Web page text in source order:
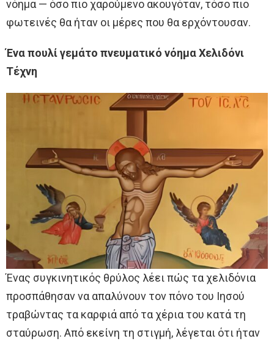
νόημα — όσο πιο χαρούμενο ακουγόταν, τόσο πιο
φωτεινές θα ήταν οι μέρες που θα ερχόντουσαν.
Ένα πουλί γεμάτο πνευματικό νόημα Χελιδόνι
Τέχνη
Ένας συγκινητικός θρύλος λέει πώς τα χελιδόνια
προσπάθησαν να απαλύνουν τον πόνο του Ιησού
τραβώντας τα καρφιά από τα χέρια του κατά τη
σταύρωση. Από εκείνη τη στιγμή, λέγεται ότι ήταν